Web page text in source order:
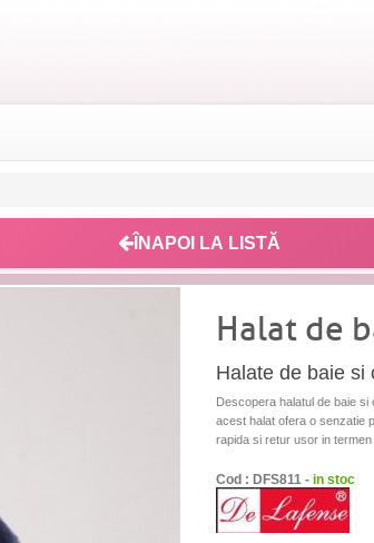
ÎNAPOI LA LISTĂ
Halat de
Halate de baie si
Descopera halatul de baie
acest halat ofera o senzatie
rapida si retur usor in termen
Cod : DFS811 - in stoc